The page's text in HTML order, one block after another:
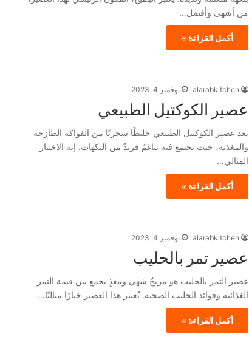
من أشهى وأفضل…
أكمل القراءة »
alarabkitchen نوفمبر 4, 2023
عصير الكوكتيل الطبيعي
يعد عصير الكوكتيل الطبيعي خليطًا سحريًا من الفواكه الطازجة
والمغذية، حيث يجتمع فيه تناغمٌ فريدٌ من النكهات. إنه الاختيار
المثالي…
أكمل القراءة »
alarabkitchen نوفمبر 4, 2023
عصير تمر بالحليب
عصير التمر بالحليب هو مزيجٌ شهي ومغذٍ يجمع بين قيمة التمر
الغذائية وفوائد الحليب الصحية. يُعتبر هذا العصير خيارًا مثاليًا…
أكمل القراءة »